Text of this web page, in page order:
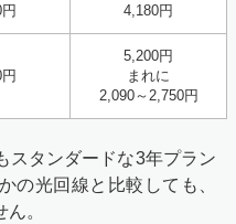
4,180円
5,200円
まれに
2,090～2,750円
スタンダードな3年プラン
の光回線と比較しても、
。